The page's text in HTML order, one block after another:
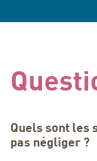
Quels sont les
pas négliger ?